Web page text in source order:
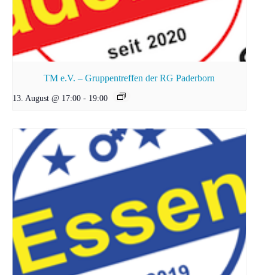
TM e.V. – Gruppentreffen der RG Paderborn
13. August @ 17:00 - 19:00